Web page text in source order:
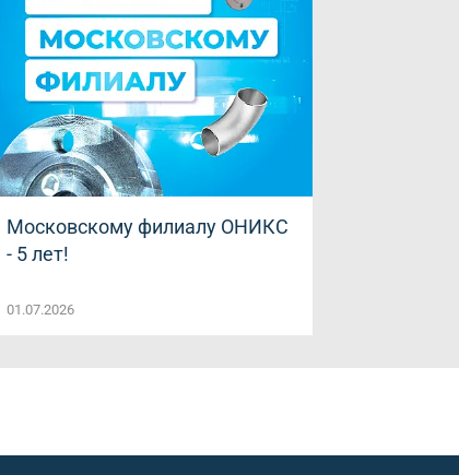
Московскому филиалу ОНИКС
- 5 лет!
01.07.2026